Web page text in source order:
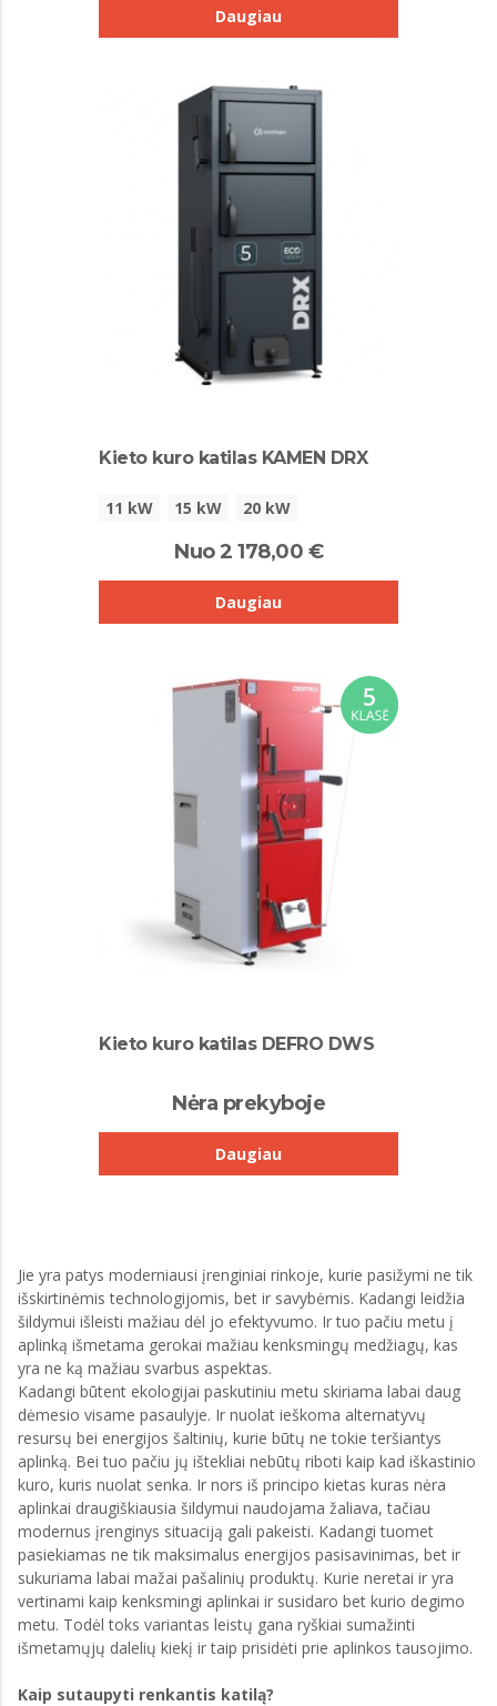
Daugiau
Kieto kuro katilas KAMEN DRX
11 kW 15 kW 20 kW
Nuo 2 178,00 €
Daugiau
Kieto kuro katilas DEFRO DWS
Nėra prekyboje
Daugiau
Jie yra patys moderniausi įrenginiai rinkoje, kurie pasižymi ne tik
išskirtinėmis technologijomis, bet ir savybėmis. Kadangi leidžia
šildymui išleisti mažiau dėl jo efektyvumo. Ir tuo pačiu metu į
aplinką išmetama gerokai mažiau kenksmingų medžiagų, kas
yra ne ką mažiau svarbus aspektas.
Kadangi būtent ekologijai paskutiniu metu skiriama labai daug
dėmesio visame pasaulyje. Ir nuolat ieškoma alternatyvų
resursų bei energijos šaltinių, kurie būtų ne tokie teršiantys
aplinką. Bei tuo pačiu jų ištekliai nebūtų riboti kaip kad iškastinio
kuro, kuris nuolat senka. Ir nors iš principo kietas kuras nėra
aplinkai draugiškiausia šildymui naudojama žaliava, tačiau
modernus įrenginys situaciją gali pakeisti. Kadangi tuomet
pasiekiamas ne tik maksimalus energijos pasisavinimas, bet ir
sukuriama labai mažai pašalinių produktų. Kurie neretai ir yra
vertinami kaip kenksmingi aplinkai ir susidaro bet kurio degimo
metu. Todėl toks variantas leistų gana ryškiai sumažinti
išmetamųjų dalelių kiekį ir taip prisidėti prie aplinkos tausojimo.
Kaip sutaupyti renkantis katilą?